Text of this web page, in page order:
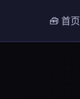
🧰 首页